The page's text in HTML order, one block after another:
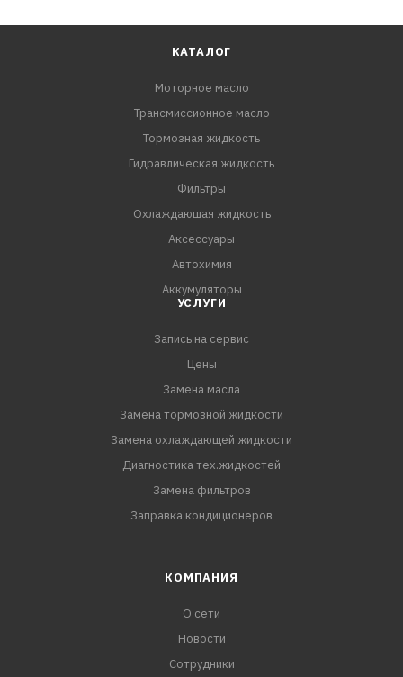
КАТАЛОГ
Моторное масло
Трансмиссионное масло
Тормозная жидкость
Гидравлическая жидкость
Фильтры
Охлаждающая жидкость
Аксессуары
Автохимия
Аккумуляторы
УСЛУГИ
Запись на сервис
Цены
Замена масла
Замена тормозной жидкости
Замена охлаждающей жидкости
Диагностика тех.жидкостей
Замена фильтров
Заправка кондиционеров
КОМПАНИЯ
О сети
Новости
Сотрудники